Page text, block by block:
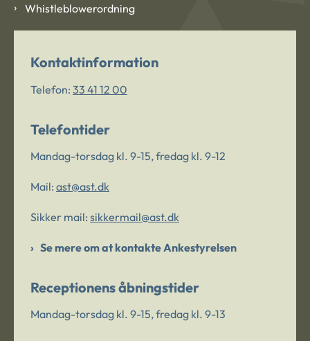
Whistleblowerordning
Kontaktinformation
Telefon: 33 41 12 00
Telefontider
Mandag-torsdag kl. 9-15, fredag kl. 9-12
Mail: ast@ast.dk
Sikker mail: sikkermail@ast.dk
Se mere om at kontakte Ankestyrelsen
Receptionens åbningstider
Mandag-torsdag kl. 9-15, fredag kl. 9-13